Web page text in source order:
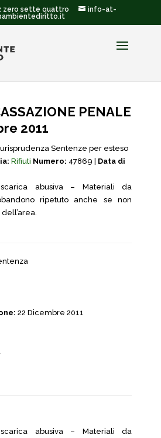
zero sette quattro
info-at-
PENALE
2011
Sentenze per esteso
Rifiuti Numero: 47869 | Data di
abusiva – Materiali da
ripetuto anche se non
22 Dicembre 2011
abusiva – Materiali da